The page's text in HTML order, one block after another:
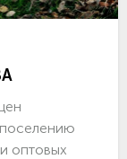
оптовых